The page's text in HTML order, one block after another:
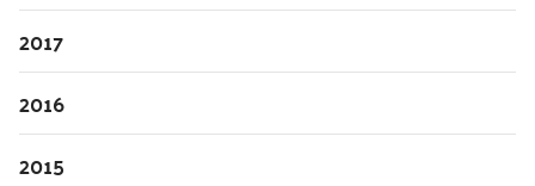
2017
2016
2015